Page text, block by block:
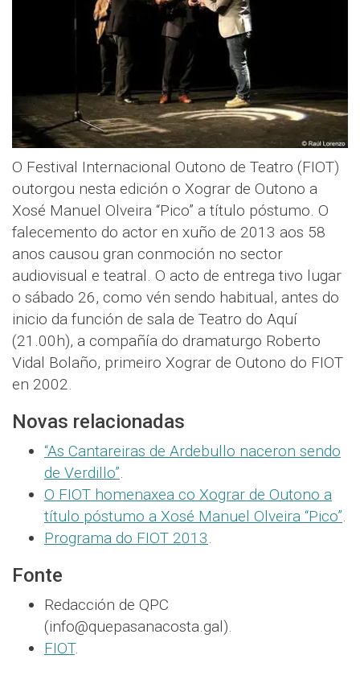
O Festival Internacional Outono de Teatro (FIOT)
outorgou nesta edición o Xograr de Outono a
Xosé Manuel Olveira “Pico” a título póstumo. O
falecemento do actor en xuño de 2013 aos 58
anos causou gran conmoción no sector
audiovisual e teatral. O acto de entrega tivo lugar
o sábado 26, como vén sendo habitual, antes do
inicio da función de sala de Teatro do Aquí
(21.00h), a compañía do dramaturgo Roberto
Vidal Bolaño, primeiro Xograr de Outono do FIOT
en 2002.
Novas relacionadas
“As Cantareiras de Ardebullo naceron sendo
de Verdillo”.
O FIOT homenaxea co Xograr de Outono a
título póstumo a Xosé Manuel Olveira “Pico”.
Programa do FIOT 2013.
Fonte
Redacción de QPC
(info@quepasanacosta.gal).
FIOT.